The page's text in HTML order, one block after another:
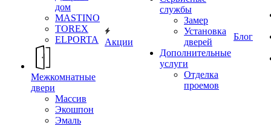
дом
MASTINO
TOREX
ELPORTA
Межкомнатные
двери
Массив
Экошпон
Эмаль
Акции
службы
Замер
Установка
дверей
Дополнительные
услуги
Отделка
проемов
Блог